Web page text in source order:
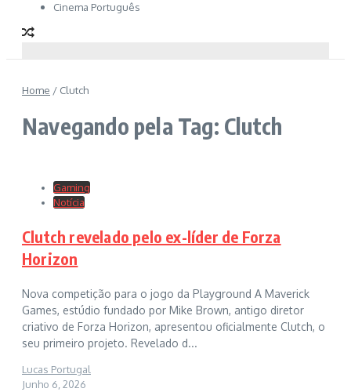
Cinema Português
Home / Clutch
Navegando pela Tag: Clutch
Gaming
Notícia
Clutch revelado pelo ex-líder de Forza
Horizon
Nova competição para o jogo da Playground A Maverick
Games, estúdio fundado por Mike Brown, antigo diretor
criativo de Forza Horizon, apresentou oficialmente Clutch, o
seu primeiro projeto. Revelado d...
Lucas Portugal
Junho 6, 2026